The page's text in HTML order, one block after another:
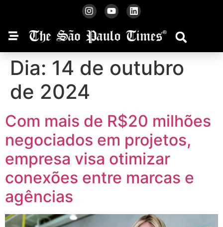
Dia: 14 de outubro
de 2024
Com mais de R$20 milhões
negociados em projetos,
empresa visa otimizar
conexões entre marcas e
agências